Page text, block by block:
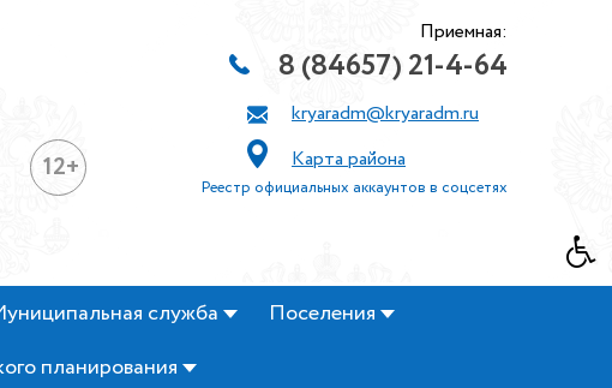
12+
Приемная:
8 (84657) 21-4-64
kryaradm@kryaradm.ru
Карта района
Реестр официальных аккаунтов в соцсетях
служба
Поселения
планирования